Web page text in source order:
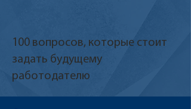
100 вопросов, которые стоит
задать будущему
работодателю